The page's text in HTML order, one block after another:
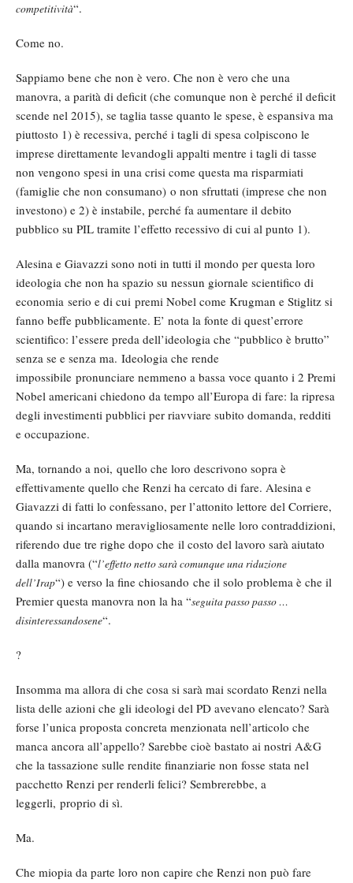
competitività“.
Come no.
Sappiamo bene che non è vero. Che non è vero che una
manovra, a parità di deficit (che comunque non è perché il deficit
scende nel 2015), se taglia tasse quanto le spese, è espansiva ma
piuttosto 1) è recessiva, perché i tagli di spesa colpiscono le
imprese direttamente levandogli appalti mentre i tagli di tasse
non vengono spesi in una crisi come questa ma risparmiati
(famiglie che non consumano) o non sfruttati (imprese che non
investono) e 2) è instabile, perché fa aumentare il debito
pubblico su PIL tramite l’effetto recessivo di cui al punto 1).
Alesina e Giavazzi sono noti in tutti il mondo per questa loro
ideologia che non ha spazio su nessun giornale scientifico di
economia serio e di cui premi Nobel come Krugman e Stiglitz si
fanno beffe pubblicamente. E’ nota la fonte di quest’errore
scientifico: l’essere preda dell’ideologia che “pubblico è brutto”
senza se e senza ma. Ideologia che rende
impossibile pronunciare nemmeno a bassa voce quanto i 2 Premi
Nobel americani chiedono da tempo all’Europa di fare: la ripresa
degli investimenti pubblici per riavviare subito domanda, redditi
e occupazione.
Ma, tornando a noi, quello che loro descrivono sopra è
effettivamente quello che Renzi ha cercato di fare. Alesina e
Giavazzi di fatti lo confessano, per l’attonito lettore del Corriere,
quando si incartano meravigliosamente nelle loro contraddizioni,
riferendo due tre righe dopo che il costo del lavoro sarà aiutato
dalla manovra (“l’effetto netto sarà comunque una riduzione
dell’Irap“) e verso la fine chiosando che il solo problema è che il
Premier questa manovra non la ha “seguita passo passo …
disinteressandosene“.
?
Insomma ma allora di che cosa si sarà mai scordato Renzi nella
lista delle azioni che gli ideologi del PD avevano elencato? Sarà
forse l’unica proposta concreta menzionata nell’articolo che
manca ancora all’appello? Sarebbe cioè bastato ai nostri A&G
che la tassazione sulle rendite finanziarie non fosse stata nel
pacchetto Renzi per renderli felici? Sembrerebbe, a
leggerli, proprio di sì.
Ma.
Che miopia da parte loro non capire che Renzi non può fare